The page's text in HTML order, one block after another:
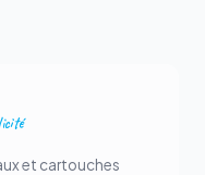
et cartouches